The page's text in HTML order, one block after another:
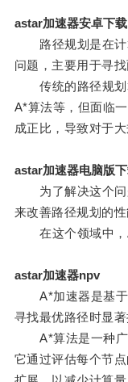
astar加速器安卓下载
路径规划是在计
问题，主要用于寻
传统的路径规划
A*算法等，但面临
成正比，导致对于
astar加速器电脑版
为了解决这个问
来改善路径规划的性
在这个领域中，
astar加速器npv
A*加速器是基于
寻找最优路径时显著
A*算法是一种广
它通过评估每个节